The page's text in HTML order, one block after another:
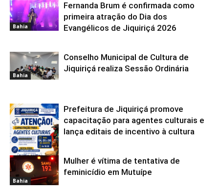
Bahia
Fernanda Brum é confirmada como
primeira atração do Dia dos
Evangélicos de Jiquiriçá 2026
Bahia
Conselho Municipal de Cultura de
Jiquiriçá realiza Sessão Ordinária
Bahia
Prefeitura de Jiquiriçá promove
capacitação para agentes culturais e
lança editais de incentivo à cultura
Bahia
Mulher é vítima de tentativa de
feminicídio em Mutuípe